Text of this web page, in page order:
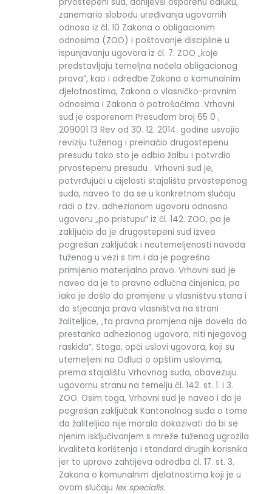
zanemario slobodu uređivanja ugovornih
odnosa iz čl. 10 Zakona o obligacionim
odnosima (ZOO) i poštovanje discipline u
ispunjavanju ugovora iz čl. 7. ZOO „koje
predstavljaju temeljna načela obligacionog
prava“, kao i odredbe Zakona o komunalnim
djelatnostima, Zakona o vlasničko-pravnim
odnosima i Zakona o potrošačima .Vrhovni
sud je osporenom Presudom broj 65 0 ,
209001 13 Rev od 30. 12. 2014. godine usvojio
reviziju tuženog i preinačio drugostepenu
presudu tako sto je odbio žalbu i potvrdio
prvostepenu presudu . Vrhovni sud je,
potvrđujući u cijelosti stajališta prvostepenog
suda, naveo to da se u konkretnom slučaju
radi o tzv. adhezionom ugovoru odnosno
ugovoru „po pristupu“ iz čl. 142. ZOO, pa je
zaključio da je drugostepeni sud izveo
pogrešan zaključak i neutemeljenosti navoda
tuženog u vezi s tim i da je pogrešno
primijenio materijalno pravo. Vrhovni sud je
naveo da je to pravno odlučna činjenica, pa
iako je došlo do promjene u vlasništvu stana i
do stjecanja prava vlasništva na strani
žaliteljice, „ta pravna promjena nije dovela do
prestanka adhezionog ugovora, niti njegovog
raskida“. Stoga, opći uslovi ugovora, koji su
utemeljeni na Odluci o opštim uslovima,
prema stajalištu Vrhovnog suda, obavezuju
ugovornu stranu na temelju čl. 142. st. 1. i 3.
ZOO. Osim toga, Vrhovni sud je naveo i da je
pogrešan zaključak Kantonalnog suda o tome
da žaliteljica nije morala dokazivati da bi se
njenim isključivanjem s mreže tuženog ugrozila
kvaliteta korištenja i standard drugih korisnika
jer to upravo zahtijeva odredba čl. 17. st. 3.
Zakona o komunalnim djelatnostima koji je u
ovom slučaju lex specialis.